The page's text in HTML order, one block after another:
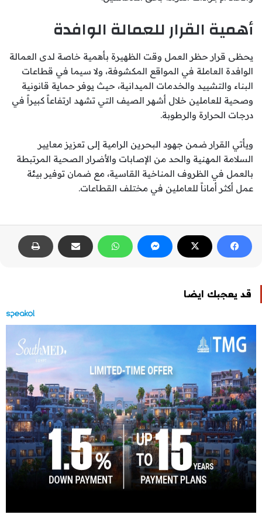
أهمية القرار للعمالة الوافدة
يحظى قرار حظر العمل وقت الظهيرة بأهمية خاصة لدى العمالة
الوافدة العاملة في المواقع المكشوفة، ولا سيما في قطاعات
البناء والتشييد والخدمات الميدانية، حيث يوفر حماية قانونية
وصحية للعاملين خلال أشهر الصيف التي تشهد ارتفاعاً كبيراً في
درجات الحرارة والرطوبة.
ويأتي القرار ضمن جهود البحرين الرامية إلى تعزيز معايير
السلامة المهنية والحد من الإصابات والأضرار الصحية المرتبطة
بالعمل في الظروف المناخية القاسية، مع ضمان توفير بيئة
عمل أكثر أماناً للعاملين في مختلف القطاعات.
قد يعجبك ايضا